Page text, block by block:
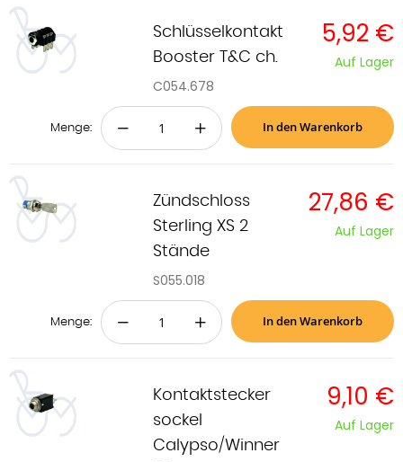
Schlüsselkontakt
Booster T&C ch.
C054.678
5,92 €
Auf Lager
Menge: − + In den Warenkorb
Zündschloss
Sterling XS 2
Stände
S055.018
27,86 €
Auf Lager
Menge: − + In den Warenkorb
Kontaktstecker
sockel
Calypso/Winner
9,10 €
Auf Lager